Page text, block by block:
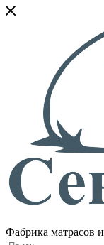
Фабрика матрасов